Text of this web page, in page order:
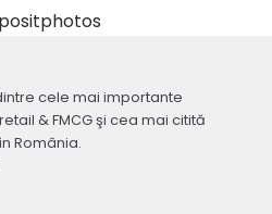
cele mai importante
& FMCG şi cea mai citită
România.